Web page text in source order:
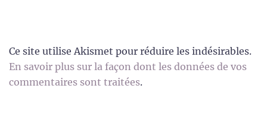
Ce site utilise Akismet pour réduire les indésirables.
En savoir plus sur la façon dont les données de vos
commentaires sont traitées.